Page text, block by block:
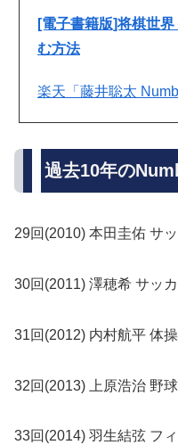
[電子書籍版]将棋世
む方法
楽天「藤井聡太
過去10年の
29回(2010) 本田圭佑 サ
30回(2011) 澤穂希 サッ
31回(2012) 内村航平 体操
32回(2013) 上原浩治 野球
33回(2014) 羽生結弦 フ